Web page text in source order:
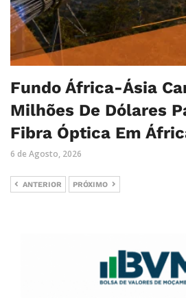
Fundo África-Ásia
Milhões De Dólares
Fibra Óptica Em
6 de Agosto, 2026
ANTERIOR PRÓXIMO